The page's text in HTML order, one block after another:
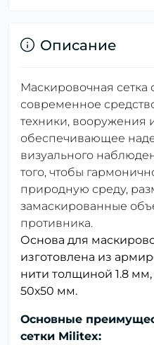
Описание
Маскировочная сетка
современное
техники, вооружения
обеспечивающее
визуального
того, чтобы
природную среду,
замаскированные
противника.
Основа для
изготовлена ​​из
нити толщиной 1.8
50х50 мм.
Основные
сетки Militex: